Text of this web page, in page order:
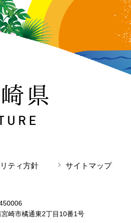
ティ方針 サイトマップ
崎市橘通東2丁目10番1号